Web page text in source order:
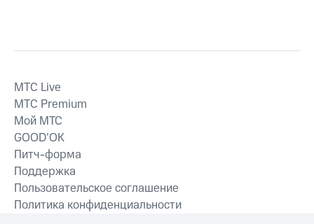
MTС Live
MTС Premium
Мой МТС
GOOD’OK
Питч-форма
Поддержка
Пользовательское соглашение
Политика конфиденциальности